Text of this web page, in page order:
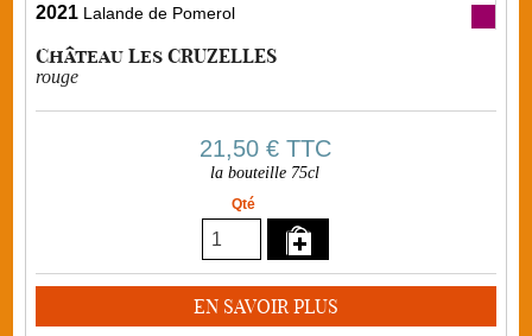
2021 Lalande de Pomerol
Château Les CRUZELLES
rouge
21,50 €TTC
la bouteille 75cl
Qté
EN SAVOIR PLUS